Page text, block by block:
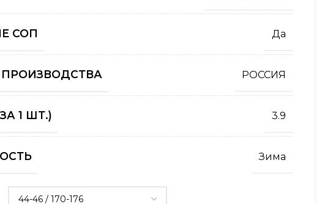
СОП Да
РОССИЯ
1 ШТ.) 3.9
Зима